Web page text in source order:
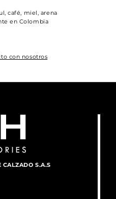
café, miel, arena
en Colombia
con nosotros
S.A.S